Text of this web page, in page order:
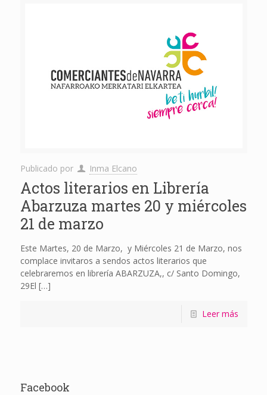
Publicado por Inma Elcano
Actos literarios en Librería
Abarzuza martes 20 y miércoles
21 de marzo
Este Martes, 20 de Marzo, y Miércoles 21 de Marzo, nos
complace invitaros a sendos actos literarios que
celebraremos en librería ABARZUZA,, c/ Santo Domingo,
29El […]
Leer más
Facebook